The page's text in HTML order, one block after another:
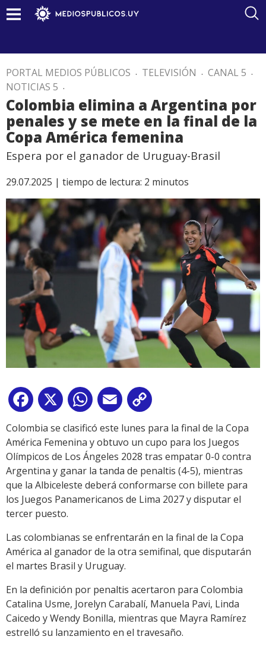
PORTAL MEDIOS PÚBLICOS . TELEVISIÓN . CANAL 5 .
NOTICIAS 5 .
Colombia elimina a Argentina por
penales y se mete en la final de la
Copa América femenina
Espera por el ganador de Uruguay-Brasil
29.07.2025 | tiempo de lectura: 2 minutos
Facebook
X WhatsApp
Email
Link
Colombia se clasificó este lunes para la final de la Copa
América Femenina y obtuvo un cupo para los Juegos
Olímpicos de Los Ángeles 2028 tras empatar 0-0 contra
Argentina y ganar la tanda de penaltis (4-5), mientras
que la Albiceleste deberá conformarse con billete para
los Juegos Panamericanos de Lima 2027 y disputar el
tercer puesto.
Las colombianas se enfrentarán en la final de la Copa
América al ganador de la otra semifinal, que disputarán
el martes Brasil y Uruguay.
En la definición por penaltis acertaron para Colombia
Catalina Usme, Jorelyn Carabalí, Manuela Pavi, Linda
Caicedo y Wendy Bonilla, mientras que Mayra Ramírez
estrelló su lanzamiento en el travesaño.